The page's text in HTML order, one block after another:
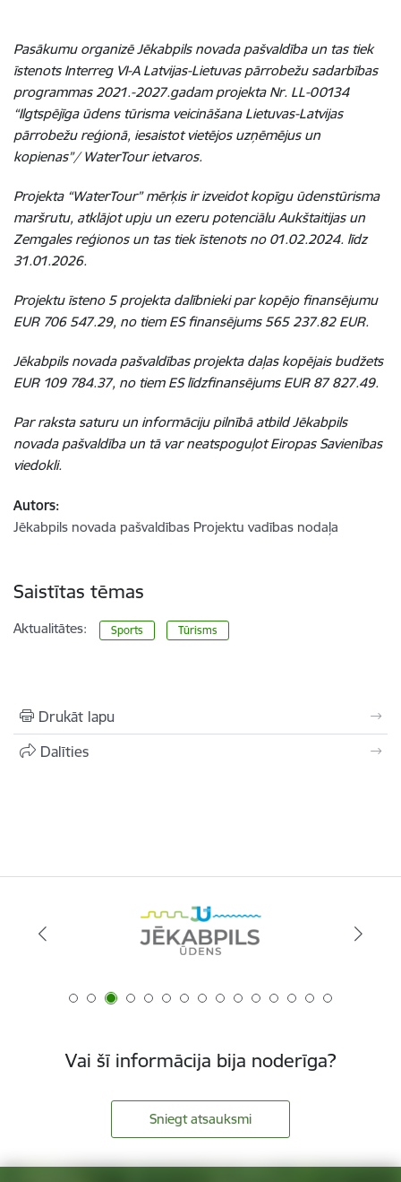
Pasākumu organizē Jēkabpils novada pašvaldība un tas tiek
īstenots Interreg VI-A Latvijas-Lietuvas pārrobežu sadarbības
programmas 2021.-2027.gadam projekta Nr. LL-00134
“Ilgtspējīga ūdens tūrisma veicināšana Lietuvas-Latvijas
pārrobežu reģionā, iesaistot vietējos uzņēmējus un
kopienas”/ WaterTour ietvaros.
Projekta “WaterTour” mērķis ir izveidot kopīgu ūdenstūrisma
maršrutu, atklājot upju un ezeru potenciālu Aukštaitijas un
Zemgales reģionos un tas tiek īstenots no 01.02.2024. līdz
31.01.2026.
Projektu īsteno 5 projekta dalībnieki par kopējo finansējumu
EUR 706 547.29, no tiem ES finansējums 565 237.82 EUR.
Jēkabpils novada pašvaldības projekta daļas kopējais budžets
EUR 109 784.37, no tiem ES līdzfinansējums EUR 87 827.49.
Par raksta saturu un informāciju pilnībā atbild Jēkabpils
novada pašvaldība un tā var neatspoguļot Eiropas Savienības
viedokli.
Autors:
Jēkabpils novada pašvaldības Projektu vadības nodaļa
Saistītas tēmas
Aktualitātes: Sports Tūrisms
Drukāt lapu
Dalīties
Vai šī informācija bija noderīga?
Sniegt atsauksmi